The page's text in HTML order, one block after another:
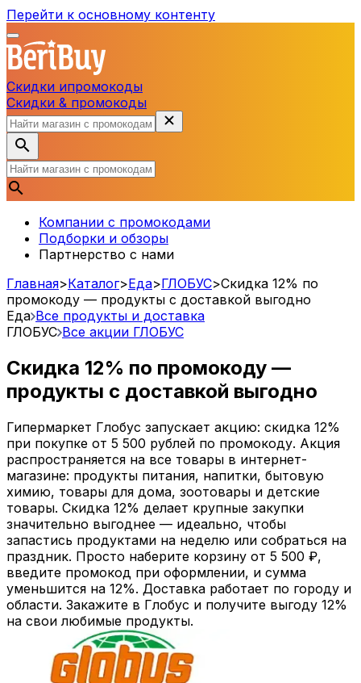
Перейти к основному контенту
Скидки ипромокоды
Скидки & промокоды
Компании с промокодами
Подборки и обзоры
Партнерство с нами
Главная>Каталог>Еда>ГЛОБУС>Скидка 12% по
промокоду — продукты с доставкой выгодно
Еда Все продукты и доставка
ГЛОБУС Все акции ГЛОБУС
Скидка 12% по промокоду —
продукты с доставкой выгодно
Гипермаркет Глобус запускает акцию: скидка 12%
при покупке от 5 500 рублей по промокоду. Акция
распространяется на все товары в интернет-
магазине: продукты питания, напитки, бытовую
химию, товары для дома, зоотовары и детские
товары. Скидка 12% делает крупные закупки
значительно выгоднее — идеально, чтобы
запастись продуктами на неделю или собраться на
праздник. Просто наберите корзину от 5 500 ₽,
введите промокод при оформлении, и сумма
уменьшится на 12%. Доставка работает по городу и
области. Закажите в Глобус и получите выгоду 12%
на свои любимые продукты.